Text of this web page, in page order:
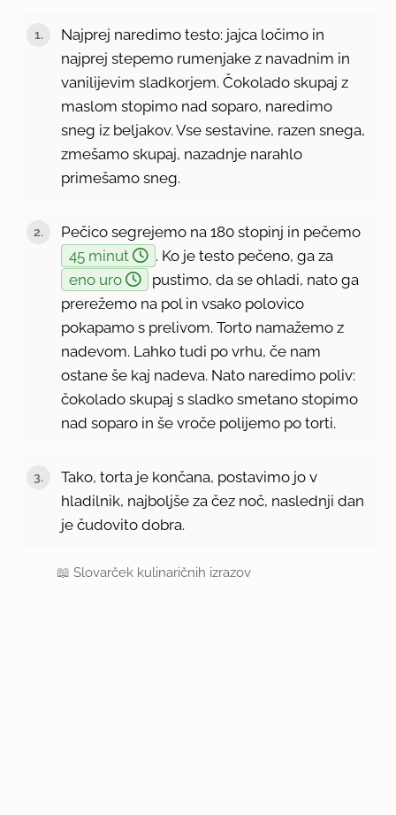
Najprej naredimo testo: jajca ločimo in
najprej stepemo rumenjake z navadnim in
vanilijevim sladkorjem. Čokolado skupaj z
maslom stopimo nad soparo, naredimo
sneg iz beljakov. Vse sestavine, razen snega,
zmešamo skupaj, nazadnje narahlo
primešamo sneg.
Pečico segrejemo na 180 stopinj in pečemo
45 minut
. Ko je testo pečeno, ga za
eno uro
pustimo, da se ohladi, nato ga
prerežemo na pol in vsako polovico
pokapamo s prelivom. Torto namažemo z
nadevom. Lahko tudi po vrhu, če nam
ostane še kaj nadeva. Nato naredimo poliv:
čokolado skupaj s sladko smetano stopimo
nad soparo in še vroče polijemo po torti.
Tako, torta je končana, postavimo jo v
hladilnik, najboljše za čez noč, naslednji dan
je čudovito dobra.
📖Slovarček kulinaričnih izrazov